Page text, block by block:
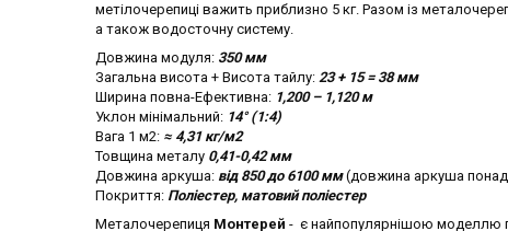
метілочерепиці важить приблизно 5 кг. Разом із
а також водосточну систему.
Довжина модуля: 350 мм
Загальна висота + Висота тайлу: 23 + 15 = 38 мм
Ширина повна-Ефективна: 1,200 – 1,120 м
Уклон мінімальний: 14° (1:4)
Вага 1 м2: ≈ 4,31 кг/м2
Товщина металу 0,41-0,42 мм
Довжина аркуша: від 850 до 6100 мм(довжина аркуша
Покриття: Поліестер, матовий поліестер
Металочерепиця Монтерей - є найпопулярнішою моделлю